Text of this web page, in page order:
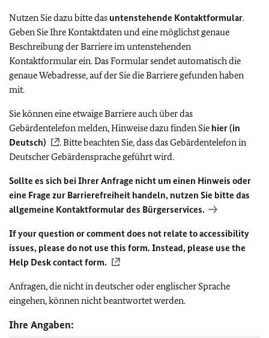
Nutzen Sie dazu bitte das untenstehende Kontaktformular.
Geben Sie Ihre Kontaktdaten und eine möglichst genaue
Beschreibung der Barriere im untenstehenden
Kontaktformular ein. Das Formular sendet automatisch die
genaue Webadresse, auf der Sie die Barriere gefunden haben
mit.
Sie können eine etwaige Barriere auch über das
Gebärdentelefon melden, Hinweise dazu finden Sie hier (in
Deutsch)
. Bitte beachten Sie, dass das Gebärdentelefon in
Deutscher Gebärdensprache geführt wird.
Sollte es sich bei Ihrer Anfrage nicht um einen Hinweis oder
eine Frage zur Barrierefreiheit handeln, nutzen Sie bitte das
allgemeine Kontaktformular des Bürgerservices.
If your question or comment does not relate to accessibility
issues, please do not use this form. Instead, please use the
Help Desk contact form.
Anfragen, die nicht in deutscher oder englischer Sprache
eingehen, können nicht beantwortet werden.
Ihre Angaben: